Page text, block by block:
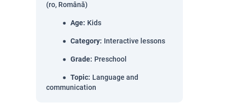
(ro, Română)
Age: Kids
Category: Interactive lessons
Grade: Preschool
Topic: Language and
communication